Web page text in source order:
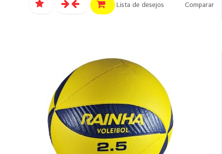
Lista de desejos Comparar